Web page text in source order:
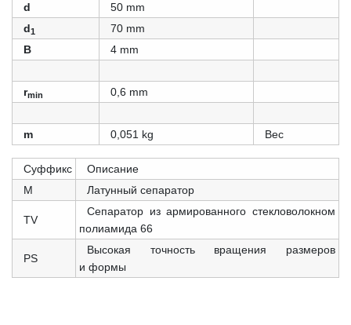
d
50 mm
d1
70 mm
B
4 mm
rmin 0,6 mm
m 0,051 kg Вес
Суффикс
Описание
M
Латунный сепаратор
TV
Сепаратор из армированного стекловолокном
полиамида 66
PS
Высокая точность вращения размеров
и формы